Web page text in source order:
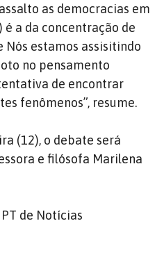
as democracias em
a da concentração de
Nós estamos assisitindo
no pensamento
de encontrar
fenômenos”, resume.
(12), o debate será
e filósofa Marilena
de Notícias